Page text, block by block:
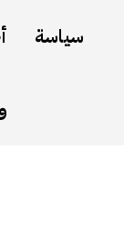
سياسة